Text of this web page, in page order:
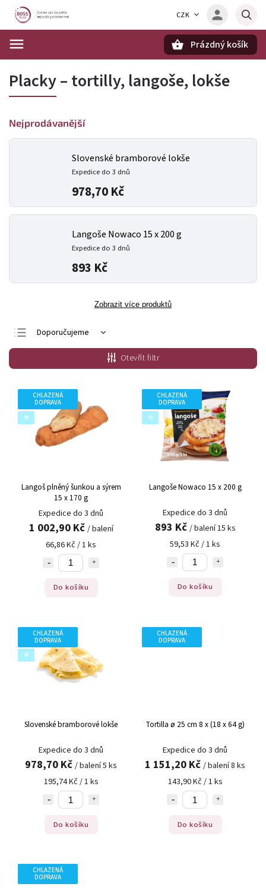
CZK
Prázdný košík
Placky – tortilly, langoše, lokše
Nejprodávanější
Slovenské bramborové lokše
Expedice do 3 dnů
978,70 Kč
Langoše Nowaco 15 x 200 g
Expedice do 3 dnů
893 Kč
Zobrazit více produktů
Doporučujeme
Nejlevnější
Nejdražší
Nejprodávanější
Abecedně
Otevřít filtr
CHLAZENÁ
DOPRAVA
❄️
Langoš plněný šunkou a sýrem
15 x 170 g
Expedice do 3 dnů
1 002,90 Kč / balení
66,86 Kč / 1 ks
Do košíku
CHLAZENÁ
DOPRAVA
❄️
Langoše Nowaco 15 x 200 g
Expedice do 3 dnů
893 Kč / balení 15 ks
59,53 Kč / 1 ks
Do košíku
CHLAZENÁ
DOPRAVA
❄️
Slovenské bramborové lokše
Expedice do 3 dnů
978,70 Kč / balení 5 ks
195,74 Kč / 1 ks
Do košíku
CHLAZENÁ
DOPRAVA
Tortilla ø 25 cm 8 x (18 x 64 g)
Expedice do 3 dnů
1 151,20 Kč / balení 8 ks
143,90 Kč / 1 ks
Do košíku
CHLAZENÁ
DOPRAVA